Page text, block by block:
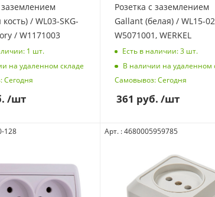
заземлением
/ WL03-SKG-
/ W1171003
1 шт.
на удаленном складе
Сегодня
/шт
Розетка с заземлением
Gallant (белая) / WL15-
W5071001, WERKEL
Есть в наличии: 3шт.
В наличии на удаленном
Самовывоз: Сегодня
361 руб. /шт
128 Арт. : 4680005959785